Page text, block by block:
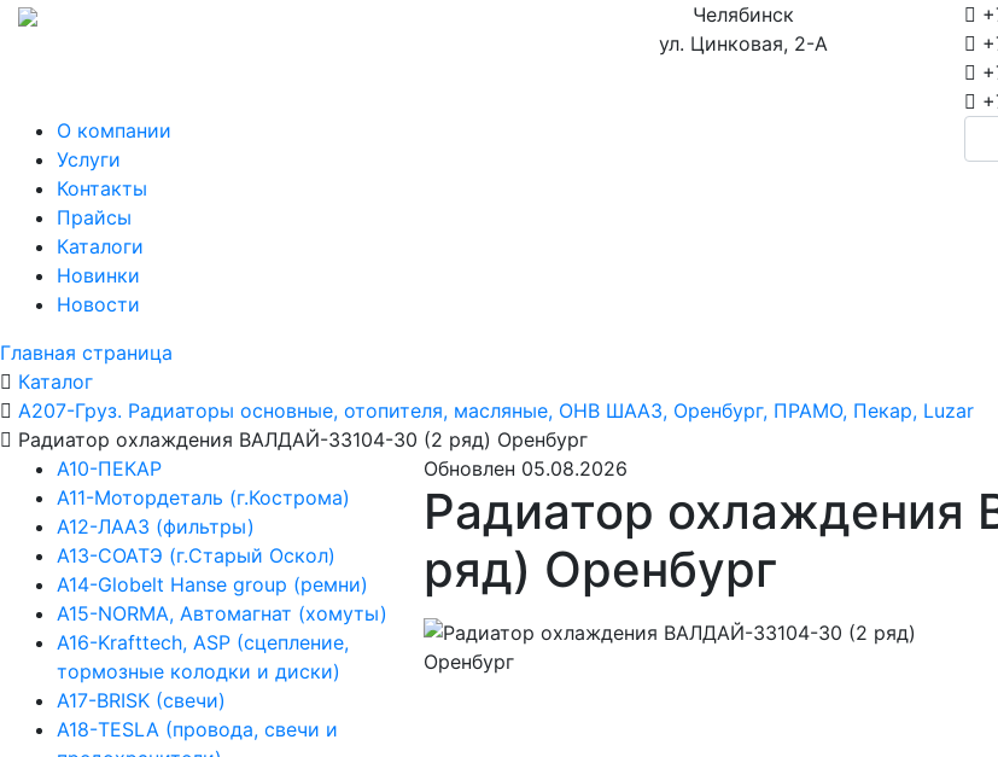
Челябинск
ул. Цинковая, 2-А
О компании
Услуги
Контакты
Прайсы
Каталоги
Новинки
Новости
Главная страница
Каталог
А207-Груз. Радиаторы основные, отопителя, масляные, ОНВ ШААЗ, Оренбург, ПРАМО, Пекар, Luzar
Радиатор охлаждения ВАЛДАЙ-33104-30 (2 ряд) Оренбург
А10-ПЕКАР
А11-Мотордеталь (г.Кострома)
А12-ЛААЗ (фильтры)
А13-СОАТЭ (г.Старый Оскол)
А14-Globelt Hanse group (ремни)
А15-NORMA, Автомагнат (хомуты)
А16-Krafttech, ASP (сцепление,
тормозные колодки и диски)
А17-BRISK (свечи)
А18-TESLA (провода, свечи и
Обновлен 05.08.2026
Радиатор
ряд) Оренбург